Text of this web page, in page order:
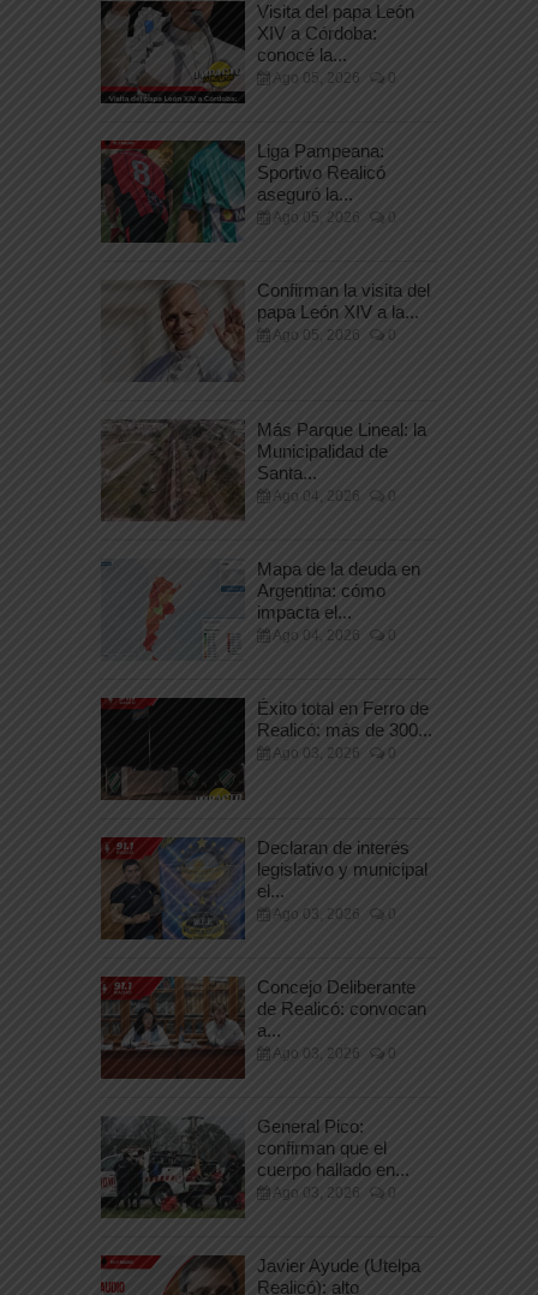
Visita del papa León
XIV a Córdoba:
conocé la...
Ago 05, 2026 0
Liga Pampeana:
Sportivo Realicó
aseguró la...
Ago 05, 2026 0
Confirman la visita del
papa León XIV a la...
Ago 05, 2026 0
Más Parque Lineal: la
Municipalidad de
Santa...
Ago 04, 2026 0
Mapa de la deuda en
Argentina: cómo
impacta el...
Ago 04, 2026 0
Éxito total en Ferro de
Realicó: más de 300...
Ago 03, 2026 0
Declaran de interés
legislativo y municipal
el...
Ago 03, 2026 0
Concejo Deliberante
de Realicó: convocan
a...
Ago 03, 2026 0
General Pico:
confirman que el
cuerpo hallado en...
Ago 03, 2026 0
Javier Ayude (Utelpa
Realicó): alto